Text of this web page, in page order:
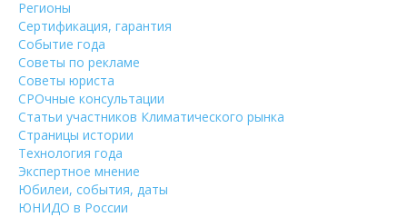
Регионы
Сертификация, гарантия
Событие года
Советы по рекламе
Советы юриста
СРОчные консультации
Статьи участников Климатического рынка
Страницы истории
Технология года
Экспертное мнение
Юбилеи, события, даты
ЮНИДО в России